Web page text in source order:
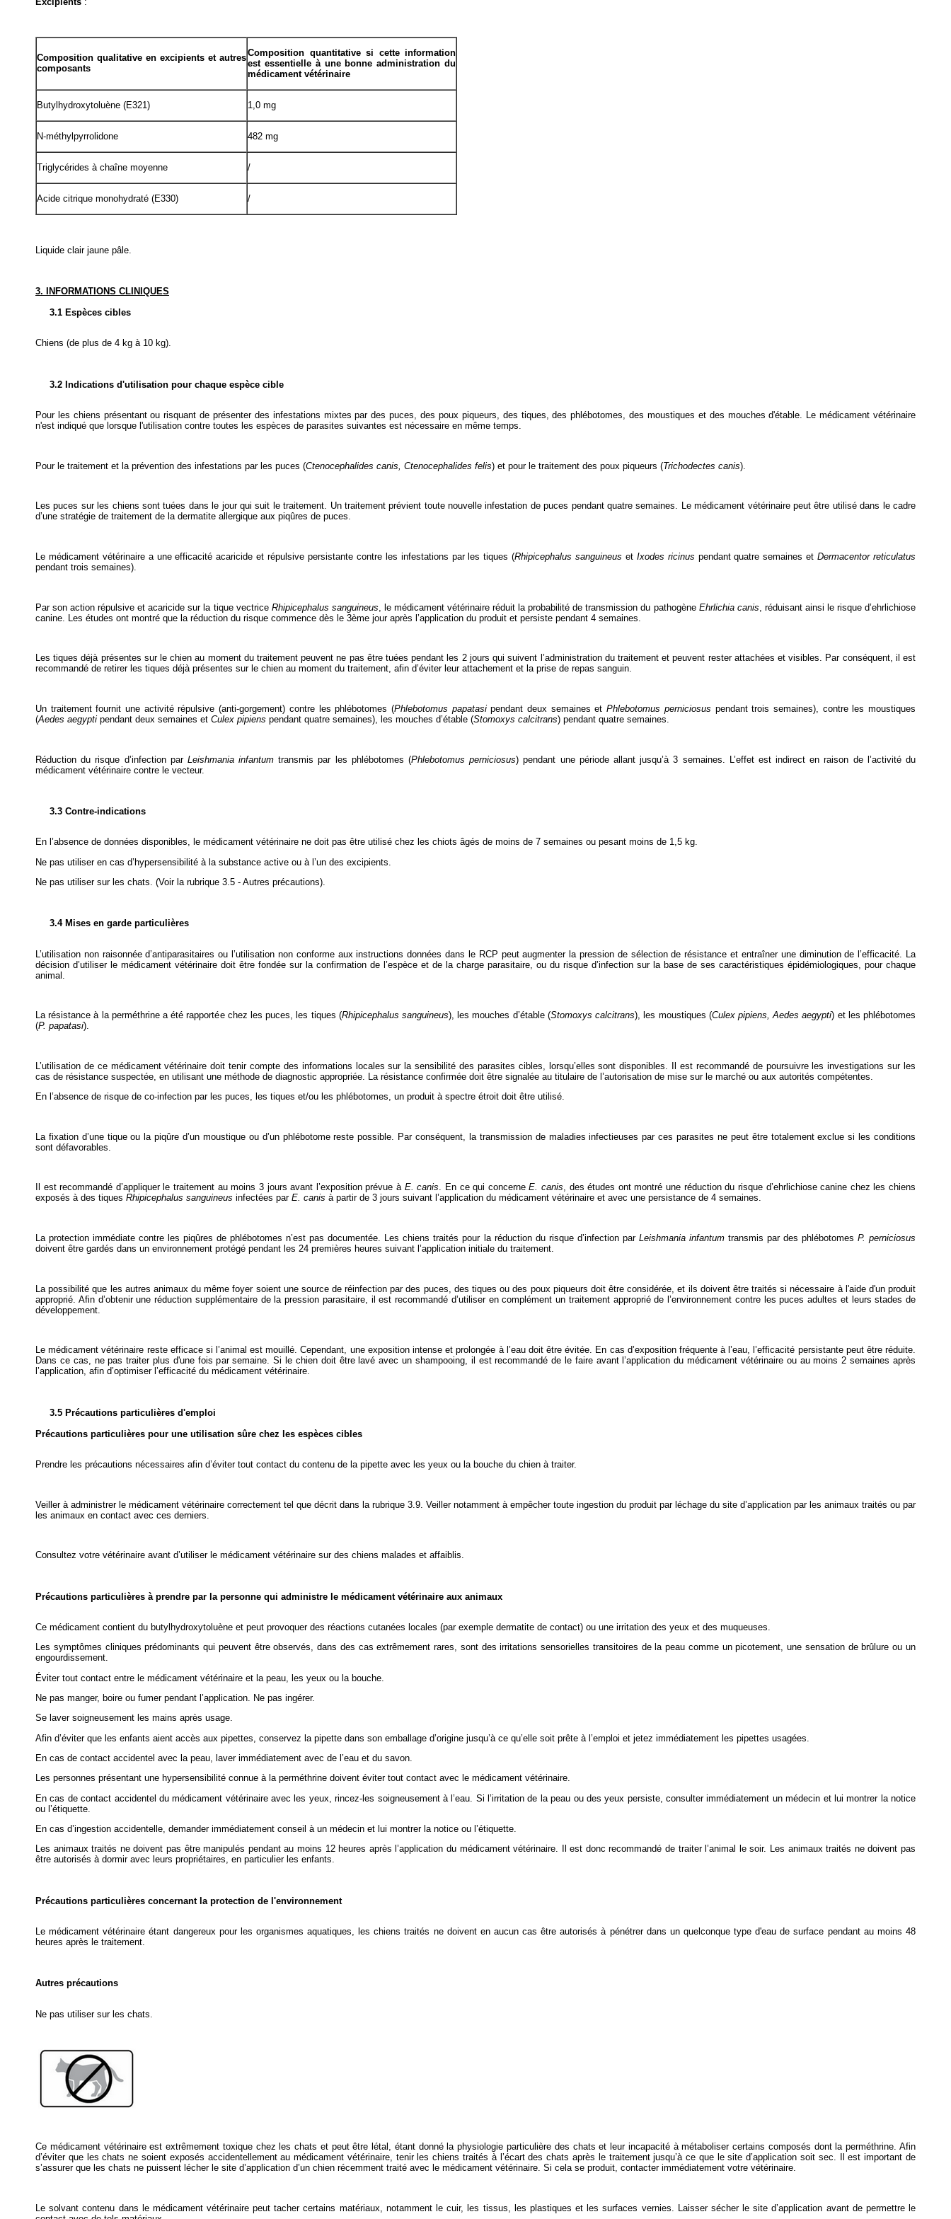
Composition qualitative en excipients et autres
composants
Composition quantitative si cette information
est essentielle à une bonne administration du
médicament vétérinaire
Butylhydroxytoluène (E321) 1,0 mg
N-méthylpyrrolidone 482 mg
Triglycérides à chaîne moyenne /
Acide citrique monohydraté (E330) /
Liquide clair jaune pâle.
3. INFORMATIONS CLINIQUES
3.1 Espèces cibles
Chiens (de plus de 4 kg à 10 kg).
3.2 Indications d'utilisation pour chaque espèce cible
Pour les chiens présentant ou risquant de présenter des infestations mixtes par des puces, des poux piqueurs, des tiques, des phlébotomes, des moustiques et des mouches d'étable. Le médicament vétérinaire
n'est indiqué que lorsque l'utilisation contre toutes les espèces de parasites suivantes est nécessaire en même temps.
Pour le traitement et la prévention des infestations par les puces (Ctenocephalides canis, Ctenocephalides felis) et pour le traitement des poux piqueurs (Trichodectes canis).
Les puces sur les chiens sont tuées dans le jour qui suit le traitement. Un traitement prévient toute nouvelle infestation de puces pendant quatre semaines. Le médicament vétérinaire peut être utilisé dans le cadre
d’une stratégie de traitement de la dermatite allergique aux piqûres de puces.
Le médicament vétérinaire a une efficacité acaricide et répulsive persistante contre les infestations par les tiques (Rhipicephalus sanguineus et Ixodes ricinus pendant quatre semaines etDermacentor reticulatus
pendant trois semaines).
Par son action répulsive et acaricide sur la tique vectrice Rhipicephalus sanguineus , le médicament vétérinaire réduit la probabilité de transmission du pathogène Ehrlichia canis , réduisant ainsi le risque d’ehrlichiose
canine. Les études ont montré que la réduction du risque commence dès le 3ème jour après l’application du produit et persiste pendant 4 semaines.
Les tiques déjà présentes sur le chien au moment du traitement peuvent ne pas être tuées pendant les 2 jours qui suivent l’administration du traitement et peuvent rester attachées et visibles. Par conséquent, il est
recommandé de retirer les tiques déjà présentes sur le chien au moment du traitement, afin d’éviter leur attachement et la prise de repas sanguin.
Un traitement fournit une activité répulsive (anti-gorgement) contre les phlébotomes (Phlebotomus papatasipendant deux semaines etPhlebotomus perniciosus pendant trois semaines), contre les moustiques
(Aedes aegypti pendant deux semaines et Culex pipiens pendant quatre semaines), les mouches d’étable (Stomoxys calcitrans) pendant quatre semaines.
Réduction du risque d’infection par Leishmania infantum transmis par les phlébotomes (Phlebotomus perniciosus) pendant une période allant jusqu’à 3 semaines. L’effet est indirect en raison de l’activité du
médicament vétérinaire contre le vecteur.
3.3 Contre-indications
En l’absence de données disponibles, le médicament vétérinaire ne doit pas être utilisé chez les chiots âgés de moins de 7 semaines ou pesant moins de 1,5 kg.
Ne pas utiliser en cas d’hypersensibilité à la substance active ou à l’un des excipients.
Ne pas utiliser sur les chats. (Voir la rubrique 3.5 - Autres précautions).
3.4 Mises en garde particulières
L’utilisation non raisonnée d’antiparasitaires ou l’utilisation non conforme aux instructions données dans le RCP peut augmenter la pression de sélection de résistance et entraîner une diminution de l’efficacité. La
décision d’utiliser le médicament vétérinaire doit être fondée sur la confirmation de l’espèce et de la charge parasitaire, ou du risque d’infection sur la base de ses caractéristiques épidémiologiques, pour chaque
animal.
La résistance à la perméthrine a été rapportée chez les puces, les tiques (Rhipicephalus sanguineus), les mouches d’étable (Stomoxys calcitrans), les moustiques (Culex pipiens, Aedes aegypti) et les phlébotomes
(P. papatasi).
L’utilisation de ce médicament vétérinaire doit tenir compte des informations locales sur la sensibilité des parasites cibles, lorsqu’elles sont disponibles. Il est recommandé de poursuivre les investigations sur les
cas de résistance suspectée, en utilisant une méthode de diagnostic appropriée. La résistance confirmée doit être signalée au titulaire de l’autorisation de mise sur le marché ou aux autorités compétentes.
En l’absence de risque de co-infection par les puces, les tiques et/ou les phlébotomes, un produit à spectre étroit doit être utilisé.
La fixation d’une tique ou la piqûre d’un moustique ou d’un phlébotome reste possible. Par conséquent, la transmission de maladies infectieuses par ces parasites ne peut être totalement exclue si les conditions
sont défavorables.
Il est recommandé d’appliquer le traitement au moins 3 jours avant l’exposition prévue à E. canis. En ce qui concerneE. canis, des études ont montré une réduction du risque d’ehrlichiose canine chez les chiens
exposés à des tiques Rhipicephalus sanguineus infectées par E. canis à partir de 3 jours suivant l’application du médicament vétérinaire et avec une persistance de 4 semaines.
La protection immédiate contre les piqûres de phlébotomes n’est pas documentée. Les chiens traités pour la réduction du risque d’infection par Leishmania infantum transmis par des phlébotomes P. perniciosus
doivent être gardés dans un environnement protégé pendant les 24 premières heures suivant l’application initiale du traitement.
La possibilité que les autres animaux du même foyer soient une source de réinfection par des puces, des tiques ou des poux piqueurs doit être considérée, et ils doivent être traités si nécessaire à l'aide d'un produit
approprié. Afin d’obtenir une réduction supplémentaire de la pression parasitaire, il est recommandé d’utiliser en complément un traitement approprié de l’environnement contre les puces adultes et leurs stades de
développement.
Le médicament vétérinaire reste efficace si l’animal est mouillé. Cependant, une exposition intense et prolongée à l’eau doit être évitée. En cas d’exposition fréquente à l’eau, l’efficacité persistante peut être réduite.
Dans ce cas, ne pas traiter plus d'une fois par semaine. Si le chien doit être lavé avec un shampooing, il est recommandé de le faire avant l’application du médicament vétérinaire ou au moins 2 semaines après
l’application, afin d’optimiser l’efficacité du médicament vétérinaire.
3.5 Précautions particulières d'emploi
Précautions particulières pour une utilisation sûre chez les espèces cibles
Prendre les précautions nécessaires afin d’éviter tout contact du contenu de la pipette avec les yeux ou la bouche du chien à traiter.
Veiller à administrer le médicament vétérinaire correctement tel que décrit dans la rubrique 3.9. Veiller notamment à empêcher toute ingestion du produit par léchage du site d’application par les animaux traités ou par
les animaux en contact avec ces derniers.
Consultez votre vétérinaire avant d’utiliser le médicament vétérinaire sur des chiens malades et affaiblis.
Précautions particulières à prendre par la personne qui administre le médicament vétérinaire aux animaux
Ce médicament contient du butylhydroxytoluène et peut provoquer des réactions cutanées locales (par exemple dermatite de contact) ou une irritation des yeux et des muqueuses.
Les symptômes cliniques prédominants qui peuvent être observés, dans des cas extrêmement rares, sont des irritations sensorielles transitoires de la peau comme un picotement, une sensation de brûlure ou un
engourdissement.
Éviter tout contact entre le médicament vétérinaire et la peau, les yeux ou la bouche.
Ne pas manger, boire ou fumer pendant l’application. Ne pas ingérer.
Se laver soigneusement les mains après usage.
Afin d’éviter que les enfants aient accès aux pipettes, conservez la pipette dans son emballage d’origine jusqu’à ce qu’elle soit prête à l’emploi et jetez immédiatement les pipettes usagées.
En cas de contact accidentel avec la peau, laver immédiatement avec de l’eau et du savon.
Les personnes présentant une hypersensibilité connue à la perméthrine doivent éviter tout contact avec le médicament vétérinaire.
En cas de contact accidentel du médicament vétérinaire avec les yeux, rincez-les soigneusement à l’eau. Si l’irritation de la peau ou des yeux persiste, consulter immédiatement un médecin et lui montrer la notice
ou l’étiquette.
En cas d’ingestion accidentelle, demander immédiatement conseil à un médecin et lui montrer la notice ou l’étiquette.
Les animaux traités ne doivent pas être manipulés pendant au moins 12 heures après l’application du médicament vétérinaire. Il est donc recommandé de traiter l’animal le soir. Les animaux traités ne doivent pas
être autorisés à dormir avec leurs propriétaires, en particulier les enfants.
Précautions particulières concernant la protection de l'environnement
Le médicament vétérinaire étant dangereux pour les organismes aquatiques, les chiens traités ne doivent en aucun cas être autorisés à pénétrer dans un quelconque type d'eau de surface pendant au moins 48
heures après le traitement.
Autres précautions
Ne pas utiliser sur les chats.
Ce médicament vétérinaire est extrêmement toxique chez les chats et peut être létal, étant donné la physiologie particulière des chats et leur incapacité à métaboliser certains composés dont la perméthrine. Afin
d’éviter que les chats ne soient exposés accidentellement au médicament vétérinaire, tenir les chiens traités à l’écart des chats après le traitement jusqu’à ce que le site d’application soit sec. Il est important de
s’assurer que les chats ne puissent lécher le site d’application d’un chien récemment traité avec le médicament vétérinaire. Si cela se produit, contacter immédiatement votre vétérinaire.
Le solvant contenu dans le médicament vétérinaire peut tacher certains matériaux, notamment le cuir, les tissus, les plastiques et les surfaces vernies. Laisser sécher le site d’application avant de permettre le